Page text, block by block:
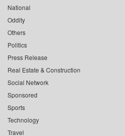
National
Oddity
Others
Politics
Press Release
Real Estate & Construction
Social Network
Sponsored
Sports
Technology
Travel